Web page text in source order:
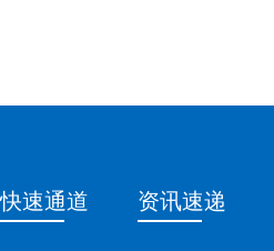
快速通道 资讯速递